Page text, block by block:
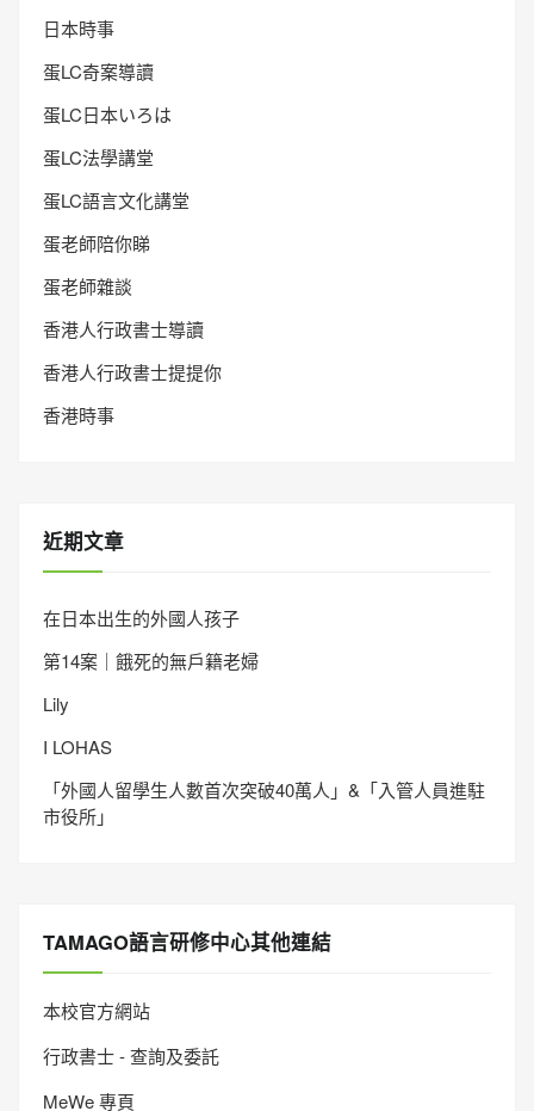
日本時事
蛋LC奇案導讀
蛋LC日本いろは
蛋LC法學講堂
蛋LC語言文化講堂
蛋老師陪你睇
蛋老師雜談
香港人行政書士導讀
香港人行政書士提提你
香港時事
近期文章
在日本出生的外國人孩子
第14案｜餓死的無戶籍老婦
Lily
I LOHAS
「外國人留學生人數首次突破40萬人」&「入管人員進駐
市役所」
TAMAGO語言研修中心其他連結
本校官方網站
行政書士 - 查詢及委託
MeWe 專頁